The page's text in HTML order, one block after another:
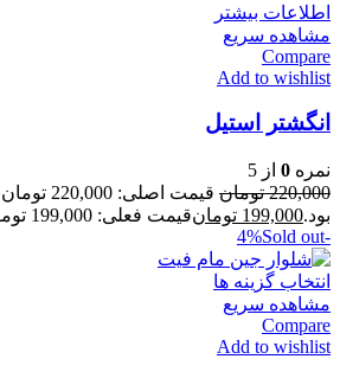
اطلاعات بیشتر
مشاهده سریع
Compare
Add to wishlist
انگشتر استیل
نمره 0 از 5
220,000 تومان
قیمت اصلی: 220,000 تومان
بود.199,000 تومانقیمت فعلی: 199,000 تومان.
-4%
Sold out
انتخاب گزینه ها
مشاهده سریع
Compare
Add to wishlist